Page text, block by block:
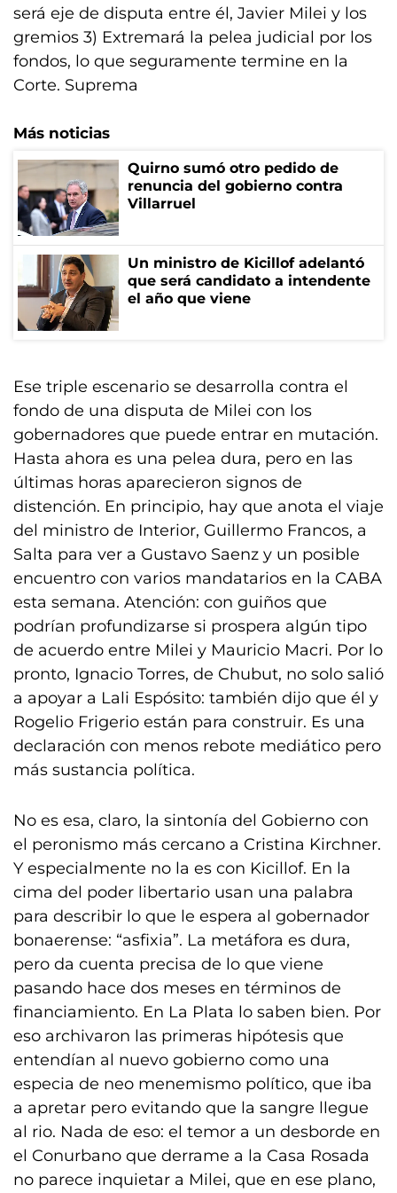
será eje de disputa entre él, Javier Milei y los
gremios 3) Extremará la pelea judicial por los
fondos, lo que seguramente termine en la
Corte. Suprema
Más noticias
Quirno sumó otro pedido de
renuncia del gobierno contra
Villarruel
Un ministro de Kicillof adelantó
que será candidato a intendente
el año que viene
Ese triple escenario se desarrolla contra el
fondo de una disputa de Milei con los
gobernadores que puede entrar en mutación.
Hasta ahora es una pelea dura, pero en las
últimas horas aparecieron signos de
distención. En principio, hay que anota el viaje
del ministro de Interior, Guillermo Francos, a
Salta para ver a Gustavo Saenz y un posible
encuentro con varios mandatarios en la CABA
esta semana. Atención: con guiños que
podrían profundizarse si prospera algún tipo
de acuerdo entre Milei y Mauricio Macri. Por lo
pronto, Ignacio Torres, de Chubut, no solo salió
a apoyar a Lali Espósito: también dijo que él y
Rogelio Frigerio están para construir. Es una
declaración con menos rebote mediático pero
más sustancia política.
No es esa, claro, la sintonía del Gobierno con
el peronismo más cercano a Cristina Kirchner.
Y especialmente no la es con Kicillof. En la
cima del poder libertario usan una palabra
para describir lo que le espera al gobernador
bonaerense: “asfixia”. La metáfora es dura,
pero da cuenta precisa de lo que viene
pasando hace dos meses en términos de
financiamiento. En La Plata lo saben bien. Por
eso archivaron las primeras hipótesis que
entendían al nuevo gobierno como una
especia de neo menemismo político, que iba
a apretar pero evitando que la sangre llegue
al rio. Nada de eso: el temor a un desborde en
el Conurbano que derrame a la Casa Rosada
no parece inquietar a Milei, que en ese plano,